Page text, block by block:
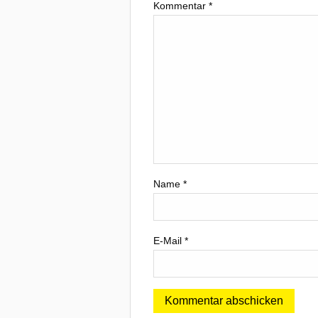
Kommentar *
Name *
E-Mail *